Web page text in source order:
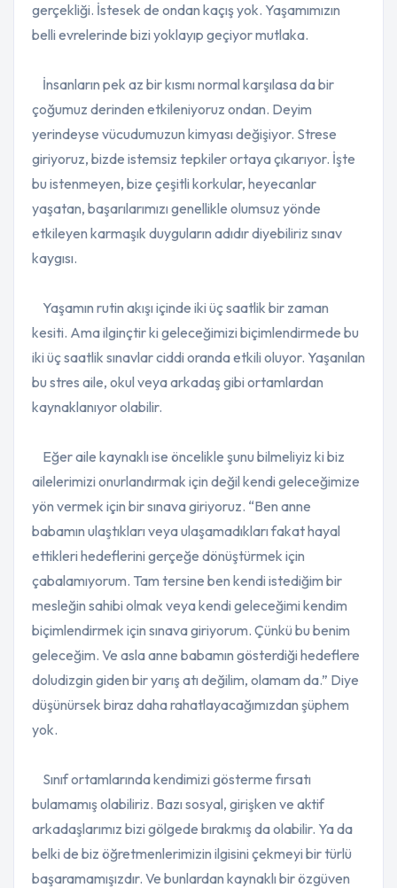
gerçekliği. İstesek de ondan kaçış yok. Yaşamımızın
belli evrelerinde bizi yoklayıp geçiyor mutlaka.
İnsanların pek az bir kısmı normal karşılasa da bir
çoğumuz derinden etkileniyoruz ondan. Deyim
yerindeyse vücudumuzun kimyası değişiyor. Strese
giriyoruz, bizde istemsiz tepkiler ortaya çıkarıyor. İşte
bu istenmeyen, bize çeşitli korkular, heyecanlar
yaşatan, başarılarımızı genellikle olumsuz yönde
etkileyen karmaşık duyguların adıdır diyebiliriz sınav
kaygısı.
Yaşamın rutin akışı içinde iki üç saatlik bir zaman
kesiti. Ama ilginçtir ki geleceğimizi biçimlendirmede bu
iki üç saatlik sınavlar ciddi oranda etkili oluyor. Yaşanılan
bu stres aile, okul veya arkadaş gibi ortamlardan
kaynaklanıyor olabilir.
Eğer aile kaynaklı ise öncelikle şunu bilmeliyiz ki biz
ailelerimizi onurlandırmak için değil kendi geleceğimize
yön vermek için bir sınava giriyoruz. “Ben anne
babamın ulaştıkları veya ulaşamadıkları fakat hayal
ettikleri hedeflerini gerçeğe dönüştürmek için
çabalamıyorum. Tam tersine ben kendi istediğim bir
mesleğin sahibi olmak veya kendi geleceğimi kendim
biçimlendirmek için sınava giriyorum. Çünkü bu benim
geleceğim. Ve asla anne babamın gösterdiği hedeflere
doludizgin giden bir yarış atı değilim, olamam da.” Diye
düşünürsek biraz daha rahatlayacağımızdan şüphem
yok.
Sınıf ortamlarında kendimizi gösterme fırsatı
bulamamış olabiliriz. Bazı sosyal, girişken ve aktif
arkadaşlarımız bizi gölgede bırakmış da olabilir. Ya da
belki de biz öğretmenlerimizin ilgisini çekmeyi bir türlü
başaramamışızdır. Ve bunlardan kaynaklı bir özgüven